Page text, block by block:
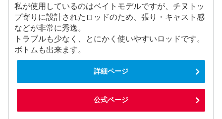
私が使用しているのはベイトモデルですが、チヌトッ
プ寄りに設計されたロッドのため、張り・キャスト感
などが非常に秀逸。
トラブルも少なく、とにかく使いやすいロッドです。
ボトムも出来ます。
詳細ページ
公式ページ